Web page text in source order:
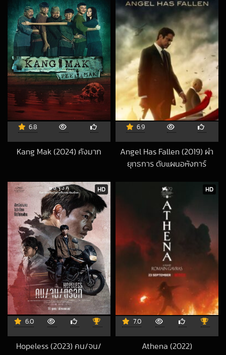
6.8
Kang Mak (2024) คังมาก
6.9
Angel Has Fallen (2019) ผ่า
ยุทธการ ดับแผนอหังการ์
HD
6.0
Hopeless (2023) คน/จน/
HD
7.0
Athena (2022)